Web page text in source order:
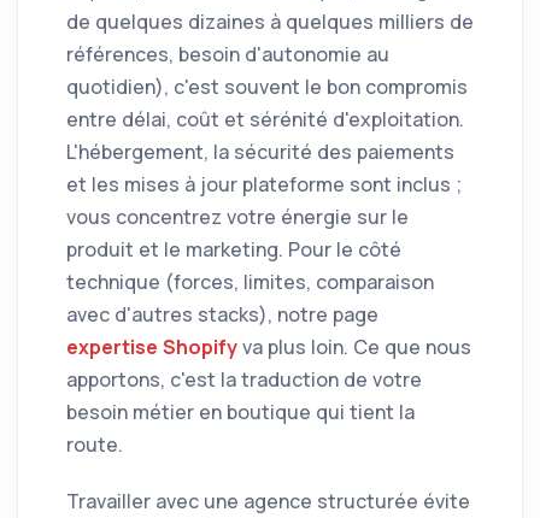
de quelques dizaines à quelques milliers de
références, besoin d'autonomie au
quotidien), c'est souvent le bon compromis
entre délai, coût et sérénité d'exploitation.
L'hébergement, la sécurité des paiements
et les mises à jour plateforme sont inclus ;
vous concentrez votre énergie sur le
produit et le marketing. Pour le côté
technique (forces, limites, comparaison
avec d'autres stacks), notre page
expertise Shopifyva plus loin. Ce que nous
apportons, c'est la traduction de votre
besoin métier en boutique qui tient la
route.
Travailler avec une agence structurée évite